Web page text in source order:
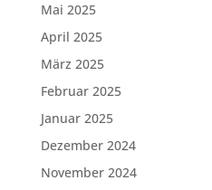
Mai 2025
April 2025
März 2025
Februar 2025
Januar 2025
Dezember 2024
November 2024